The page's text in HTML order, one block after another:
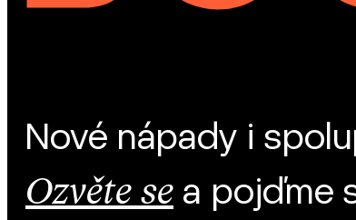
Nové nápady i
Ozvěte se a pojďme